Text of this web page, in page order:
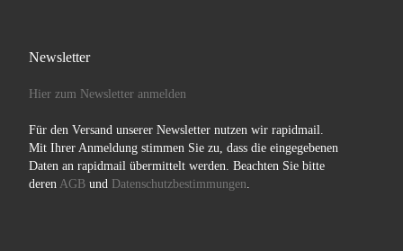
Newsletter
Hier zum Newsletter anmelden
Für den Versand unserer Newsletter nutzen wir rapidmail.
Mit Ihrer Anmeldung stimmen Sie zu, dass die eingegebenen
Daten an rapidmail übermittelt werden. Beachten Sie bitte
deren AGBund Datenschutzbestimmungen